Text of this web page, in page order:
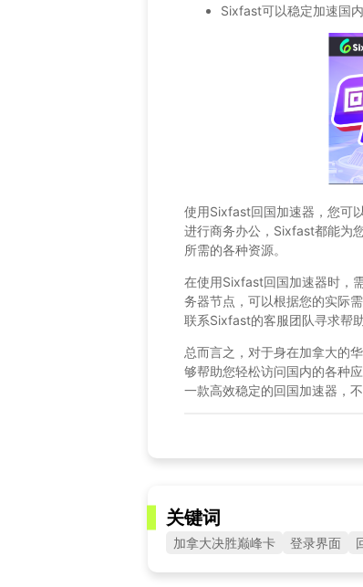
Sixfast可以稳定加速国
使用Sixfast回国加速器，您可
进行商务办公，Sixfast都能为
所需的各种资源。
在使用Sixfast回国加速器时，
务器节点，可以根据您的实际
联系Sixfast的客服团队寻求帮助
总而言之，对于身在加拿大的
够帮助您轻松访问国内的各种
一款高效稳定的回国加速器，
关键词
加拿大决胜巅峰卡 登录界面